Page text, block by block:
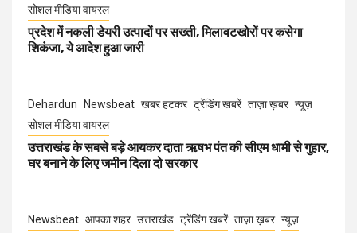
सोशल मीडिया वायरल
प्रदेश में नकली डेयरी उत्पादों पर सख्ती, मिलावटखोरों पर कसेगा
शिकंजा, ये आदेश हुआ जारी
Dehardun Newsbeat खबर हटकर ट्रेंडिंग खबरें ताज़ा ख़बर न्यूज़
सोशल मीडिया वायरल
उत्तराखंड के सबसे बड़े आयकर दाता ऋषभ पंत की सीएम धामी से गुहार,
घर बनाने के लिए जमीन दिला दो सरकार
Newsbeat आपका शहर उत्तराखंड ट्रेंडिंग खबरें ताज़ा ख़बर न्यूज़